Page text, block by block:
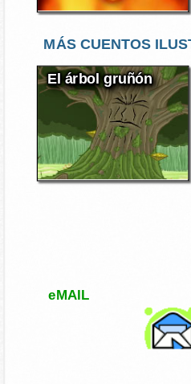
MÁS CUENTOS
El árbol gruñón
eMAIL